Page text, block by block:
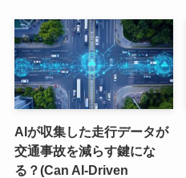
AIが収集した走行データが
交通事故を減らす鍵にな
る？(Can AI-Driven